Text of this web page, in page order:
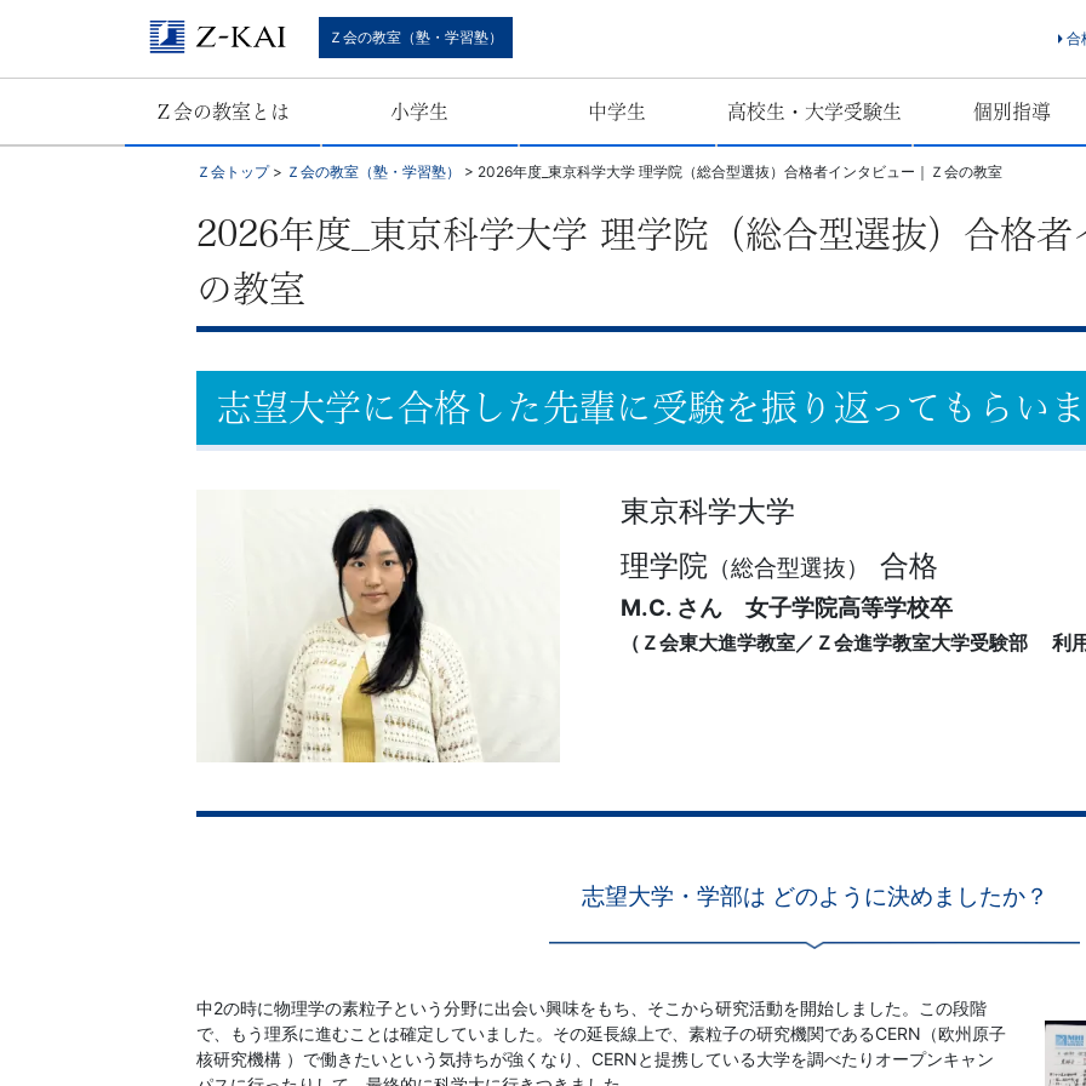
関
校
Ｚ会の教室（塾・学習塾） 合
Ｚ会の教室とは 小学生 中学生 高校生・大学受験生 個別指導
Ｚ会トップ> Ｚ会の教室（塾・学習塾） > 2026年度_東京科学大学 理学院（総合型選抜）合格者インタビュー｜Ｚ会の教室
2026年度_東京科学大学 理学院（総合型選抜）合格者
の教室
志望大学に合格した先輩に受験を振り返ってもらい
東京科学大学
理学院 （総合型選抜） 合格
M.C. さん 女子学院高等学校卒
（Ｚ会東大進学教室／Ｚ会進学教室大学受験部 利
志望大学・学部は どのように決めましたか？
中2の時に物理学の素粒子という分野に出会い興味をもち、そこから研究活動を開始しました。この段階
で、もう理系に進むことは確定していました。その延長線上で、素粒子の研究機関であるCERN（欧州原子
核研究機構 ）で働きたいという気持ちが強くなり、CERNと提携している大学を調べたりオープンキャン